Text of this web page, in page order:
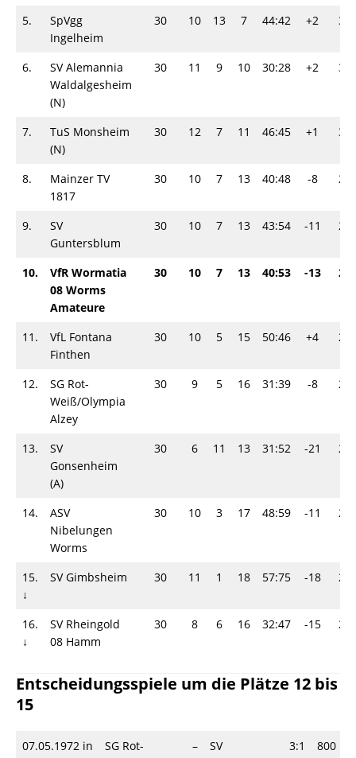
5.
SpVgg
Ingelheim
30 10 13 7 44:42 +2
6.
SV Alemannia
Waldalgesheim
(N)
30 11 9 10 30:28 +2
7.
TuS Monsheim
(N)
30 12 7 11 46:45 +1
8.
Mainzer TV
1817
30 10 7 13 40:48 -8
9.
SV
Guntersblum
30 10 7 13 43:54 -11
10.
VfR Wormatia
08 Worms
Amateure
30 10 7 13 40:53 -13
11.
VfL Fontana
Finthen
30 10 5 15 50:46 +4
12.
SG Rot-
Weiß/Olympia
Alzey
30 9 5 16 31:39 -8
13.
SV
Gonsenheim
(A)
30 6 11 13 31:52 -21
14.
ASV
Nibelungen
Worms
30 10 3 17 48:59 -11
15.
↓
SV Gimbsheim 30 11 1 18 57:75 -18
16.
↓
SV Rheingold
08 Hamm
30 8 6 16 32:47 -15
Entscheidungsspiele um die Plätze 12 bis
15
07.05.1972 in
SG Rot-
–
SV
3:1
800